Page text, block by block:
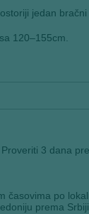
jedan bračni
120–155cm.
3 dana pre
časovima po
prema Srbiji.